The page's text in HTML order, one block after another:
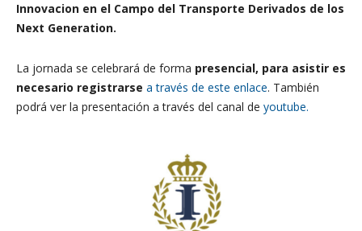
Innovacion en el Campo del Transporte Derivados de los
Next Generation.
La jornada se celebrará de forma presencial, para asistir es
necesario registrarse a través de este enlace. También
podrá ver la presentación a través del canal de youtube.